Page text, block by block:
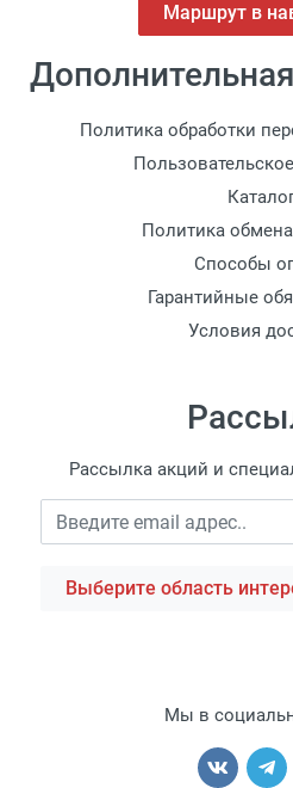
Маршрут в
Политика обработки
Политика
Способы
Гарантийные
Условия
Рассылка акций и
Выберите область
Мы в